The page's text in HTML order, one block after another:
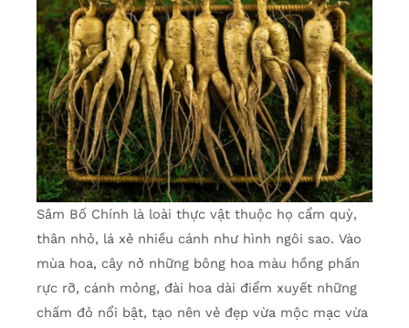
Sâm Bố Chính là loài thực vật thuộc họ cẩm quỳ,
thân nhỏ, lá xẻ nhiều cánh như hình ngôi sao. Vào
mùa hoa, cây nở những bông hoa màu hồng phấn
rực rỡ, cánh mỏng, đài hoa dài điểm xuyết những
chấm đỏ nổi bật, tạo nên vẻ đẹp vừa mộc mạc vừa